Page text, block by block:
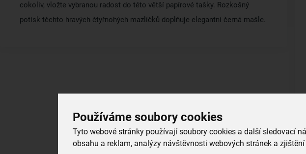
Používáme soubory cookies
Tyto webové stránky používají soubory cookies a další sledovací
obsahu a reklam, analýzy návštěvnosti webových stránek a
cokoliv, vložte vybranou radost do této větší papírové tašky. Rozkošný
potisk těchto hravých čtyřnohých mazlíčků doplňuje elegantní černá mašle.